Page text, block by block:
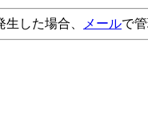
した場合、 メールで